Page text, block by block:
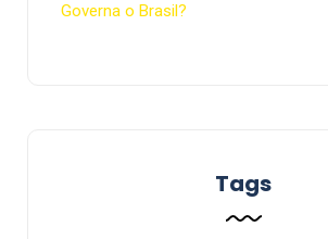
Governa o Brasil?
Tags